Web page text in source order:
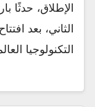
الإطلاق، حدثًا
الثاني، بعد
التكنولوجيا